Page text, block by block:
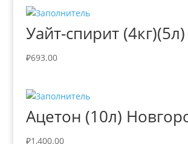
Уайт-спирит (4кг)(5л)
₽693.00
Ацетон (10л)
₽1,400.00